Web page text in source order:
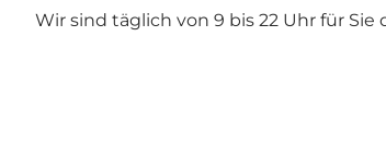
Wir sind täglich von 9 bis 22 Uhr für Sie